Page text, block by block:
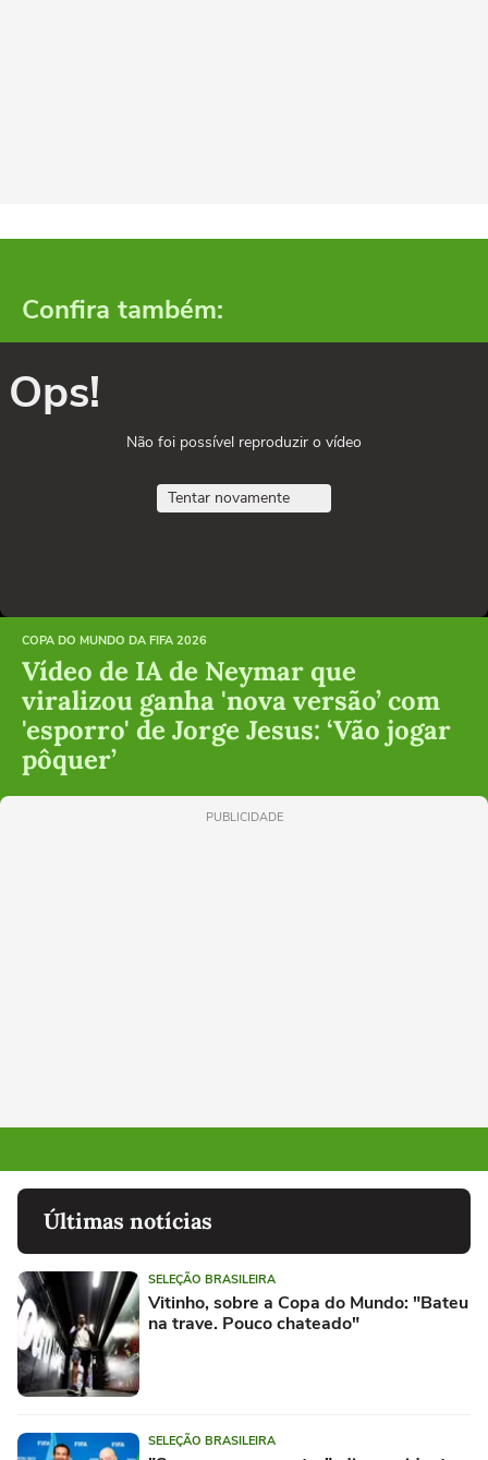
Confira também:
Ops!
Não foi possível reproduzir o vídeo
Tentar novamente
COPA DO MUNDO DA FIFA 2026
Vídeo de IA de Neymar que
viralizou ganha 'nova versão’ com
'esporro' de Jorge Jesus: ‘Vão jogar
pôquer’
PUBLICIDADE
Últimas notícias
SELEÇÃO BRASILEIRA
Vitinho, sobre a Copa do Mundo: "Bateu
na trave. Pouco chateado"
SELEÇÃO BRASILEIRA